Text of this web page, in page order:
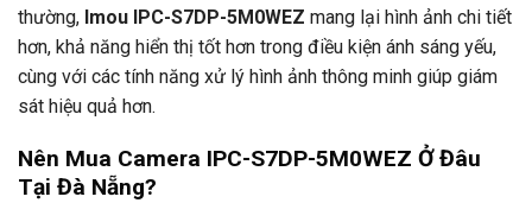
thường, Imou IPC-S7DP-5M0WEZ mang lại hình ảnh chi tiết
hơn, khả năng hiển thị tốt hơn trong điều kiện ánh sáng yếu,
cùng với các tính năng xử lý hình ảnh thông minh giúp giám
sát hiệu quả hơn.
Nên Mua Camera IPC-S7DP-5M0WEZ Ở Đâu
Tại Đà Nẵng?